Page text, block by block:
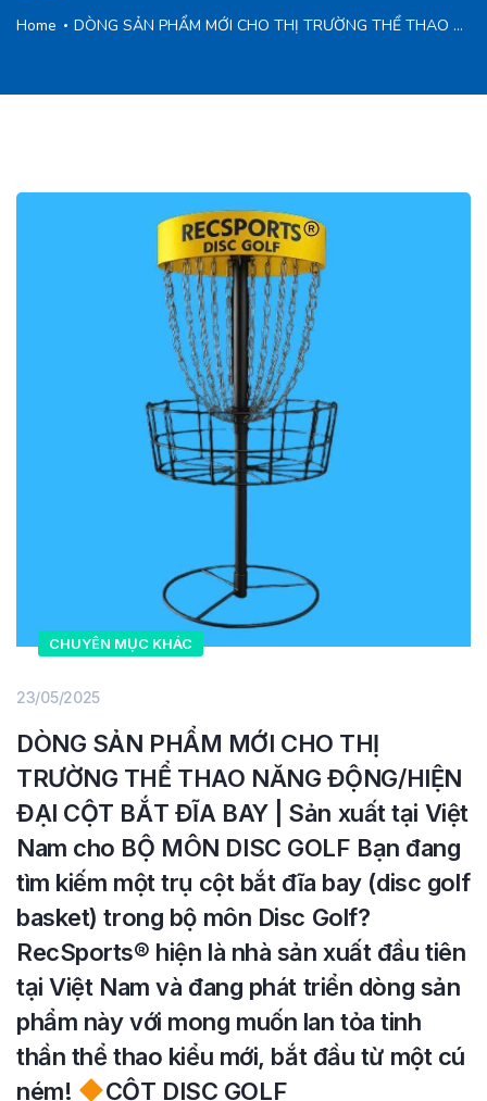
Home DÒNG SẢN PHẨM MỚI CHO THỊ TRƯỜNG THỂ THAO NĂNG ĐỘNG/HIỆN ĐẠI CỘT BẮT ĐĨA BAY | Sản xuất tại Việt Nam cho BỘ MÔN DISC GOLF Bạn đang tìm kiếm một trụ cột bắt đĩa bay (disc golf basket) trong bộ môn Disc Golf? RecSports
CHUYÊN MỤC KHÁC
23/05/2025
DÒNG SẢN PHẨM MỚI CHO THỊ
TRƯỜNG THỂ THAO NĂNG ĐỘNG/HIỆN
ĐẠI CỘT BẮT ĐĨA BAY | Sản xuất tại Việt
Nam cho BỘ MÔN DISC GOLF Bạn đang
tìm kiếm một trụ cột bắt đĩa bay (disc golf
basket) trong bộ môn Disc Golf?
RecSports®️ hiện là nhà sản xuất đầu tiên
tại Việt Nam và đang phát triển dòng sản
phẩm này với mong muốn lan tỏa tinh
thần thể thao kiểu mới, bắt đầu từ một cú
ném!
CỘT DISC GOLF